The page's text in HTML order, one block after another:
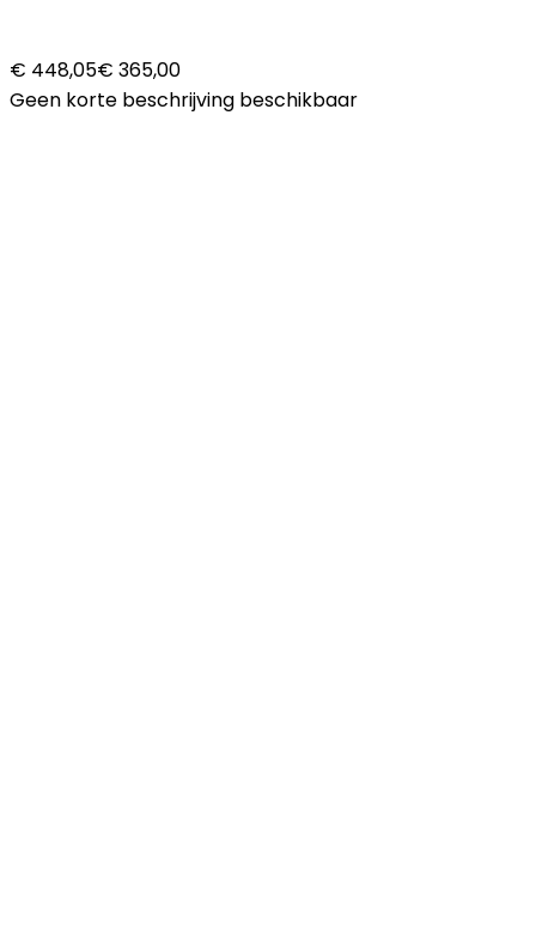
€ 448,05€ 365,00
Geen korte beschrijving beschikbaar